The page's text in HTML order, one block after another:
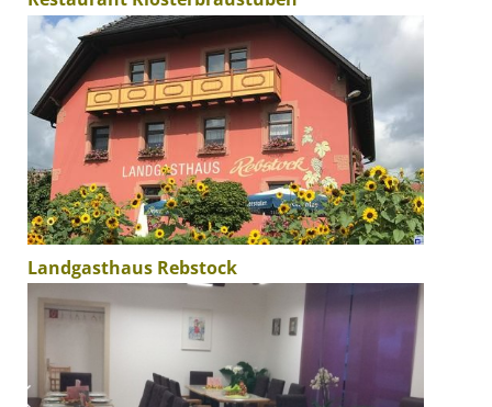
Landgasthaus Rebstock